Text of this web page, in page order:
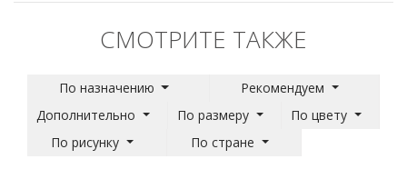
СМОТРИТЕ ТАКЖЕ
По назначению
Рекомендуем
Дополнительно
По размеру
По цвету
По рисунку
По стране